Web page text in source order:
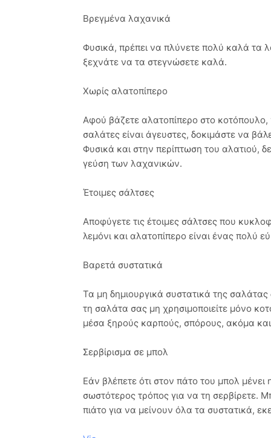
Βρεγμένα λαχανικά
Φυσικά, πρέπει να πλύνετε πολύ καλά τα
ξεχνάτε να τα στεγνώσετε καλά.
Χωρίς αλατοπίπερο
Αφού βάζετε αλατοπίπερο στο κοτόπουλο,
σαλάτες είναι άγευστες, δοκιμάστε να
Φυσικά και στην περίπτωση του αλατιού,
γεύση των λαχανικών.
Έτοιμες σάλτσες
Αποφύγετε τις έτοιμες σάλτσες που
λεμόνι και αλατοπίπερο είναι ένας πολύ
Βαρετά συστατικά
Τα μη δημιουργικά συστατικά της
τη σαλάτα σας μη χρησιμοποιείτε μόνο
μέσα ξηρούς καρπούς, σπόρους, ακόμα
Σερβίρισμα σε μπολ
Εάν βλέπετε ότι στον πάτο του μπολ
σωστότερος τρόπος για να τη σερβίρετε.
πιάτο για να μείνουν όλα τα συστατικά,